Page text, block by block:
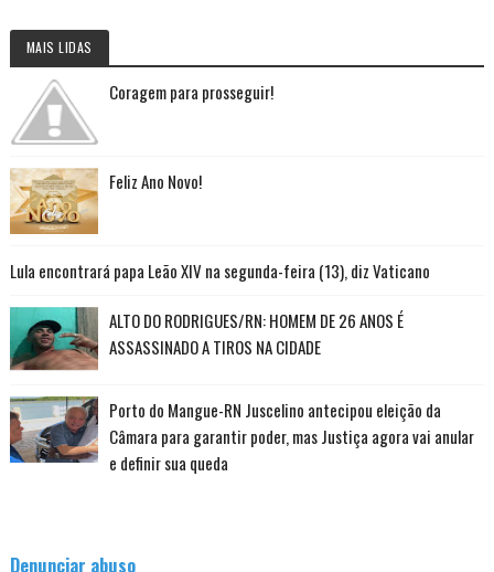
MAIS LIDAS
Coragem para prosseguir!
Feliz Ano Novo!
Lula encontrará papa Leão XIV na segunda-feira (13), diz Vaticano
ALTO DO RODRIGUES/RN: HOMEM DE 26 ANOS É
ASSASSINADO A TIROS NA CIDADE
Porto do Mangue-RN Juscelino antecipou eleição da
Câmara para garantir poder, mas Justiça agora vai anular
e definir sua queda
Denunciar abuso